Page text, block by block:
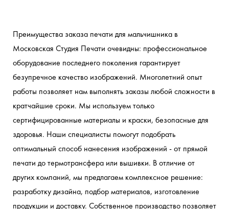
Преимущества заказа печати для мальчишника в
Московская Студия Печати очевидны: профессиональное
оборудование последнего поколения гарантирует
безупречное качество изображений. Многолетний опыт
работы позволяет нам выполнять заказы любой сложности в
кратчайшие сроки. Мы используем только
сертифицированные материалы и краски, безопасные для
здоровья. Наши специалисты помогут подобрать
оптимальный способ нанесения изображений - от прямой
печати до термотрансфера или вышивки. В отличие от
других компаний, мы предлагаем комплексное решение:
разработку дизайна, подбор материалов, изготовление
продукции и доставку. Собственное производство позволяет